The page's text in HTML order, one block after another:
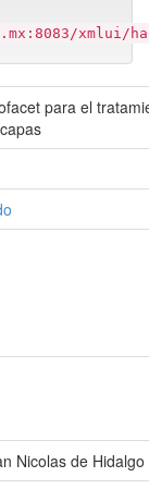
xmlui/
para el
Nicolas de Hidalgo